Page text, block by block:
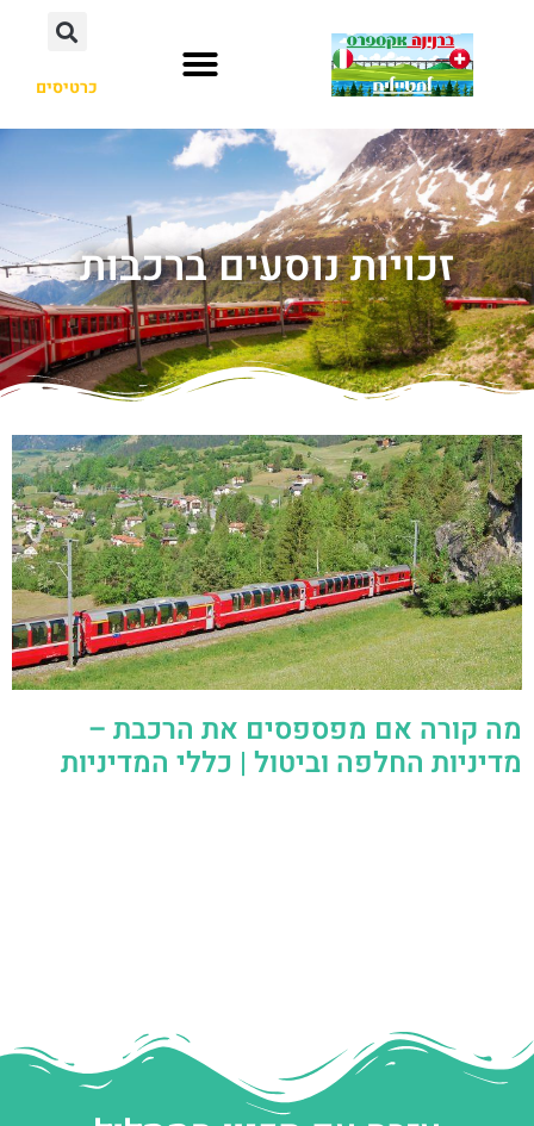
כרטיסים
זכויות נוסעים ברכבות
מה קורה אם מפספסים את הרכבת –
מדיניות החלפה וביטול | כללי המדיניות